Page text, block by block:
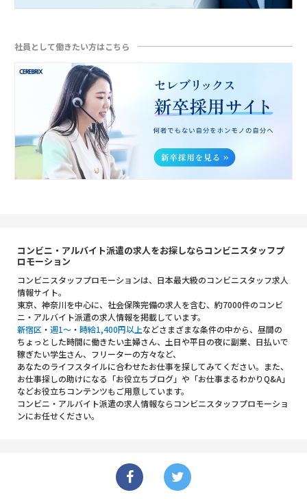
社員として働きたい方はこちら
コンビニ・アルバイト派遣の求人をお探しならコンビニスタッフプ
ロモーション
コンビニスタッフプロモーションは、日本最大級のコンビニスタッフ求人
情報サイト。
東京、神奈川を中心に、社会保険完備の求人を含む、約7000件のコンビ
ニ・アルバイト派遣の求人情報を掲載しています。
新宿区 ・ 週1～ ・ 時給1,400円以上などさまざまな条件の中から、昼間の
ちょっとした時間に働きたい主婦さん、土日や平日の夜に副業、日払いで
稼ぎたい学生さん、フリーターの方々など、
あなたのライフスタイルに合わせたお仕事を探してみてください。また、
お仕事探しの助けになる「お役立ちブログ」や「お仕事まるわかりQ&A」
などお役立ちコンテンツもご用意しています。
コンビニ・アルバイト派遣の求人情報ならコンビニスタッフプロモーショ
ンにお任せください。